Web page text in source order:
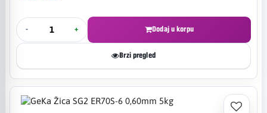
- + Dodaj u korpu
Brzi pregled